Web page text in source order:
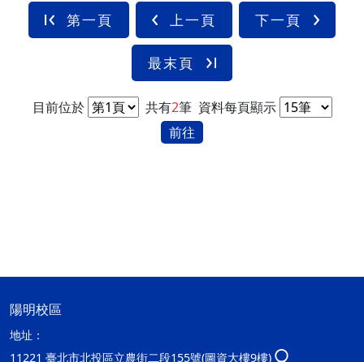
第一頁 上一頁 下一頁
最末頁
目前位於 共有2筆 資料每頁顯示
前往
陽明校區
地址：
11221 臺北市北投區立農街二段155號(圖資大樓9樓)